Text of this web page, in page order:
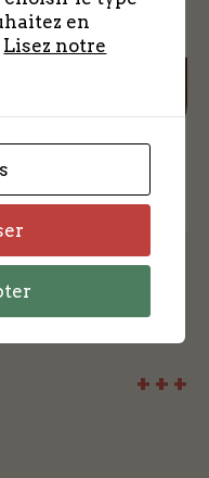
MZ 630
cas du MZ 630
+ + +
en
Lisez notre